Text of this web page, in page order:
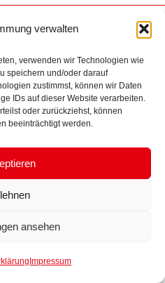
verwalten
verwenden wir Technologien wie
speichern und/oder darauf
zustimmst, können wir Daten
IDs auf dieser Website verarbeiten.
oder zurückziehst, können
beeinträchtigt werden.
ansehen
Impressum
| Made with ♥ by
|Datenschutz